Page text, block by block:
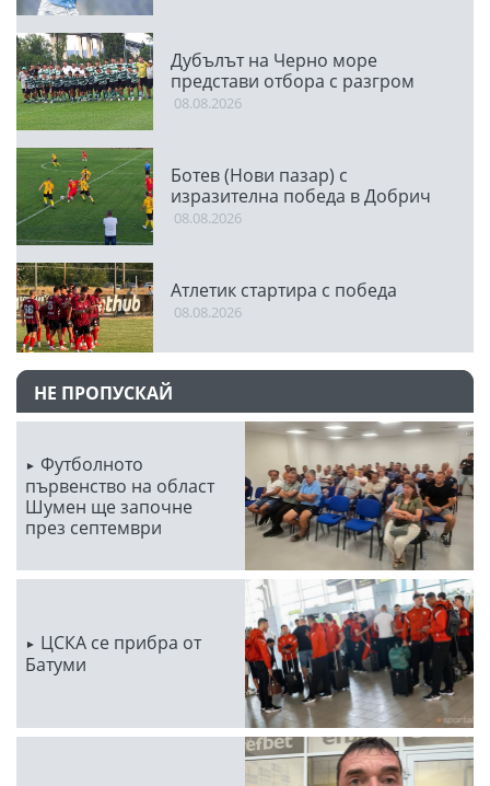
Дубълът на Черно море
представи отбора с разгром
08.08.2026
Ботев (Нови пазар) с
изразителна победа в Добрич
08.08.2026
Атлетик стартира с победа
08.08.2026
НЕ ПРОПУСКАЙ
Футболното
първенство на област
Шумен ще започне
през септември
ЦСКА се прибра от
Батуми